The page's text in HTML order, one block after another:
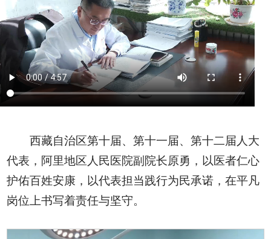
西藏自治区第十届、第十一届、第十二届人大
代表，阿里地区人民医院副院长原勇，以医者仁心
护佑百姓安康，以代表担当践行为民承诺，在平凡
岗位上书写着责任与坚守。